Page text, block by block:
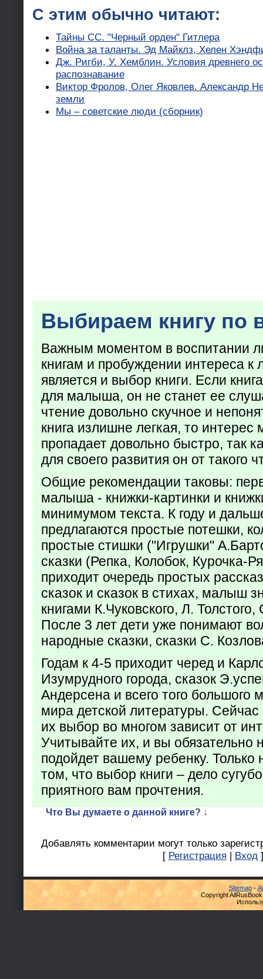
С этим обычно читают:
Тайны СС. "Черный орден" Гитлера
Война за таланты. Эд Майклз, Хелен
Дж. Ригби, У. Хемблин. Условия древнего
распознавание
Виктор Фролов, Олег Яковлев. Александр
земли
Мы – советские люди (сборник)
Выбираем книгу по
Важным моментом в воспитании
книгам и пробуждении интереса к
является и выбор книги. Если
для малыша, он не станет ее
чтение довольно скучное и
книга излишне легкая, то
пропадает довольно быстро, так
для своего развития он от такого
Общие рекомендации таковы:
малыша - книжки-картинки и
минимумом текста. К году и
предлагаются простые потешки,
простые стишки ("Игрушки"
сказки (Репка, Колобок, Курочка-
приходит очередь простых
сказок и сказок в стихах, малыш
книгами К.Чуковского, Л.
После 3 лет дети уже понимают
народные сказки, сказки С.
Годам к 4-5 приходит черед и
Изумрудного города, сказок
Андерсена и всего того большого
мира детской литературы. Сейчас
их выбор во многом зависит от
Учитывайте их, и вы обязательно
подойдет вашему ребенку. Только
том, что выбор книги – дело
приятного вам прочтения.
Что Вы думаете о данной книге? ↓
Добавлять комментарии могут только
[ Регистрация | Вход ]
Sitemap-
Copyright